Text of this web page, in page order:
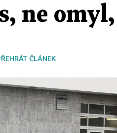
ne
ČLÁNEK